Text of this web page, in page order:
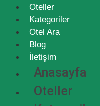
Oteller
Kategoriler
Otel Ara
Blog
İletişim
Anasayfa
Oteller